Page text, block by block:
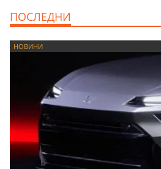
ПОСЛЕДНИ
НОВИНИ